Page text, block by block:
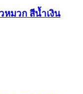
หมวก สีน้ำเงิน